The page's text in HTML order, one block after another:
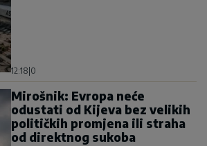
12:18 0
Mirošnik: Evropa neće
odustati od Kijeva bez velikih
političkih promjena ili straha
od direktnog sukoba